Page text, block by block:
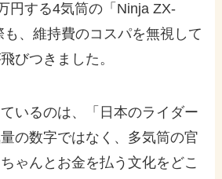
円する4気筒の「Ninja ZX-
、維持費のコスパを無視して
びつきました。
いるのは、「日本のライダー
の数字ではなく、多気筒の官
ゃんとお金を払う文化をどこ